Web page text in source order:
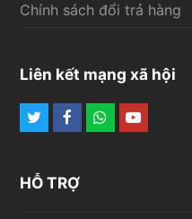
Chính sách đổi trả hàng
Liên kết mạng xã hội
TwitterFacebook
Whatsapp
Youtube
HỖ TRỢ